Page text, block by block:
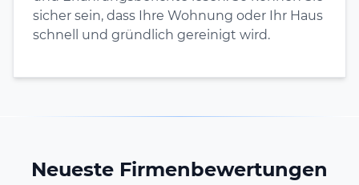
sicher sein, dass Ihre Wohnung oder Ihr Haus
schnell und gründlich gereinigt wird.
Neueste Firmenbewertungen